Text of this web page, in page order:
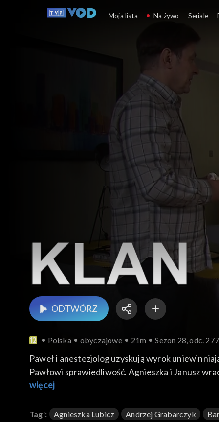
Klan
ODTWÓRZ
Polska obyczajowe 21m Sezon 28, odc.
Paweł i anestezjolog uzyskują wyrok
Pawłowi sprawiedliwość. Agnieszka i Janusz
więcej
Tagi: Agnieszka Lubicz Andrzej Grabarczyk
Moja lista Na żywo Seriale